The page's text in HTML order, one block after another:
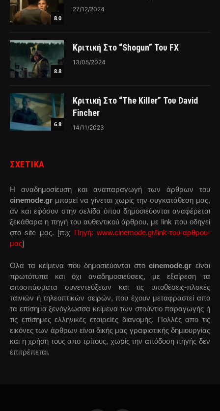
8.0
27/12/2024
8.8
Κριτική Στο “Shogun” Του FX
13/05/2024
6.8
Κριτική Στο “The Killer” Του David
Fincher
14/11/2023
ΣΧΕΤΙΚΑ
Η αναδημοσίευση και αναπαραγωγή των άρθρων του
cinemode.gr μπορεί να γίνεται χωρίς την συγκατάθεση μας,
αν και εφόσον στην σελίδα όπου δημοσιεύονται αναφέρεται
ξεκάθαρα η πηγή του αυθεντικού άρθρου, με link που οδηγεί
στο site μας. [π.χ Πηγή: www.cinemode.gr/link-του-αρθρου-
μας]
Ολα τα κείμενα που δημοσιεύονται στοcinemode.gr είναι
πρωτότυπα και όχι αναδημοσιεύσεις, με εξαίρεση τα
αποσπάσματα συνεντεύξεων και τις υποθέσεις-πλοκές
ταινιών ή τηλεοπτικών σειρών, που έχουν μεταφραστεί απο
τα επίσημα ξενόγλωσσα κείμενα των στούντιο παραγωγής ή
τις επίσημες ελληνικές εταιρείες διανομής. Πολλές απο τις
εικόνες των άρθρων είναι δικής μας γραφιστικής δημιουργίας
και η χρήση τους απο τρίτους, χωρίς την απόδοση πηγής δεν
επιτρέπεται.